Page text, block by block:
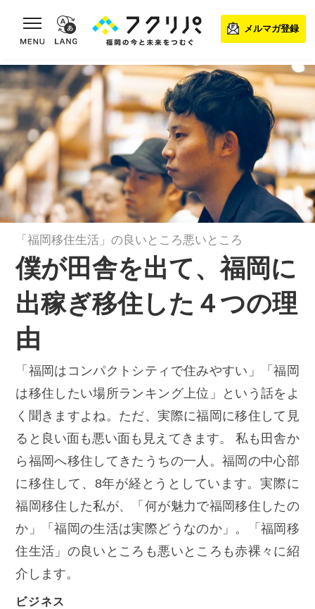
toggle navigation
メルマガ登録
「福岡移住生活」の良いところ悪いところ
僕が田舎を出て、福岡に
出稼ぎ移住した４つの理
由
「福岡はコンパクトシティで住みやすい」「福岡
は移住したい場所ランキング上位」という話をよ
く聞きますよね。ただ、実際に福岡に移住して見
ると良い面も悪い面も見えてきます。 私も田舎か
ら福岡へ移住してきたうちの一人。福岡の中心部
に移住して、8年が経とうとしています。実際に
福岡移住した私が、「何が魅力で福岡移住したの
か」「福岡の生活は実際どうなのか」。「福岡移
住生活」の良いところも悪いところも赤裸々に紹
介します。
ビジネス